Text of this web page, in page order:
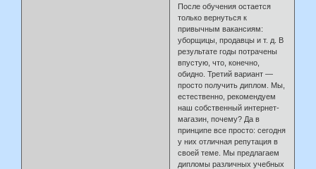
После обучения остается
только вернуться к
привычным вакансиям:
уборщицы, продавцы и т. д. В
результате годы потрачены
впустую, что, конечно,
обидно. Третий вариант —
просто получить диплом. Мы,
естественно, рекомендуем
наш собственный интернет-
магазин, почему? Да в
принципе все просто: сегодня
у них отличная репутация в
своей теме. Мы предлагаем
дипломы различных учебных